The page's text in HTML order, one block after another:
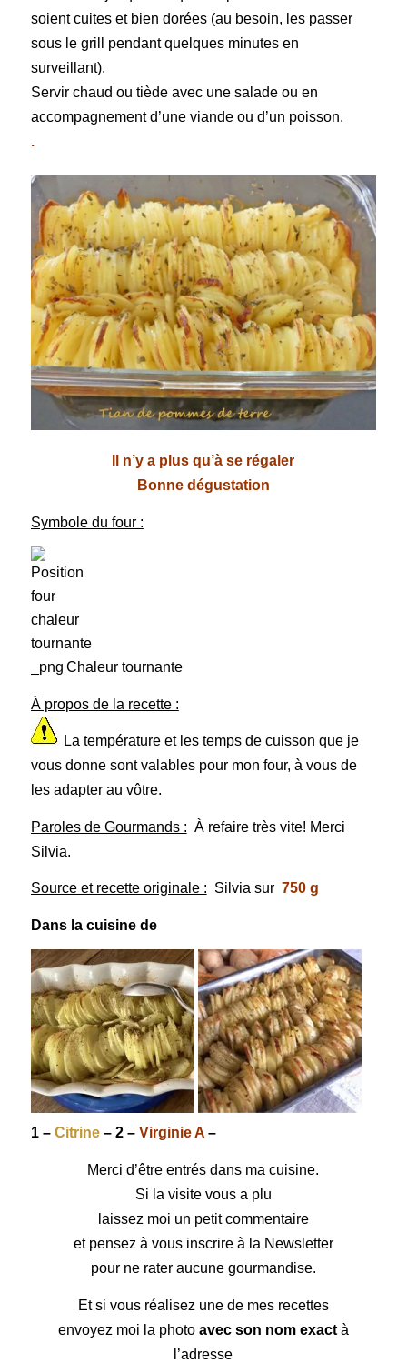
soient cuites et bien dorées (au besoin, les passer
sous le grill pendant quelques minutes en
surveillant).
Servir chaud ou tiède avec une salade ou en
accompagnement d’une viande ou d’un poisson.
.
Il n’y a plus qu’à se régaler
Bonne dégustation
Symbole du four :
Chaleur tournante
À propos de la recette :
La température et les temps de cuisson que je
vous donne sont valables pour mon four, à vous de
les adapter au vôtre.
Paroles de Gourmands : À refaire très vite! Merci
Silvia.
Source et recette originale : Silvia sur 750 g
Dans la cuisine de
1 – Citrine– 2 – Virginie A–
Merci d’être entrés dans ma cuisine.
Si la visite vous a plu
laissez moi un petit commentaire
et pensez à vous inscrire à la Newsletter
pour ne rater aucune gourmandise.
Et si vous réalisez une de mes recettes
envoyez moi la photo avec son nom exactà
l’adresse